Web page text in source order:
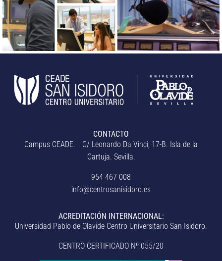
CONTACTO
Campus CEADE. C/ Leonardo Da Vinci, 17-B. Isla de la
Cartuja. Sevilla.
954 467 008
info@centrosanisidoro.es
ACREDITACIÓN INTERNACIONAL:
Universidad Pablo de Olavide Centro Universitario San Isidoro.
CENTRO CERTIFICADO Nº 055/20